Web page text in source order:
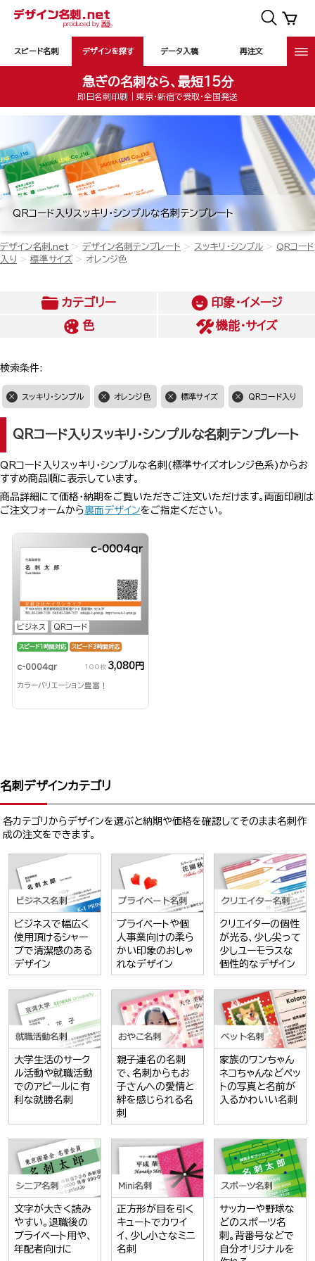
スピード名刺 デザインを探す データ入稿 再注文
急ぎの名刺なら、最短15分
即日名刺印刷｜東京・新宿で受取・全国発送
QRコード入りスッキリ・シンプルな名刺テンプレート
デザイン名刺.net デザイン名刺テンプレート スッキリ・シンプル
QRコード
入り
標準サイズ オレンジ色
カテゴリー
印象・イメージ
色
機能・サイズ
検索条件:
スッキリ・シンプル オレンジ色 標準サイズ QRコード入り
QRコード入りスッキリ・シンプルな名刺テンプレート
QRコード入りスッキリ・シンプルな名刺(標準サイズオレンジ色系)からお
すすめ商品順に表示しています。
商品詳細にて価格・納期をご覧いただきご注文いただけます。両面印刷は
ご注文フォームから裏面デザインをご指定ください。
ビジネス QRコード
c-0004qr
スピード1時間対応 スピード3時間対応
c-0004qr 100枚 3,080円
カラーバリエーション豊富！
名刺デザインカテゴリ
各カテゴリからデザインを選ぶと納期や価格を確認してそのまま名刺作
成の注文をできます。
ビジネスで幅広く
使用頂けるシャー
プで清潔感のある
デザイン
プライベートや個
人事業向けの柔ら
かい印象のおしゃ
れなデザイン
クリエイターの個性
が光る、少し尖って
少しユーモラスな
個性的なデザイン
大学生活のサーク
ル活動や就職活動
でのアピールに有
利な就勝名刺
親子連名の名刺
で、名刺からもお
子さんへの愛情と
絆を感じられる名
刺
家族のワンちゃん
ネコちゃんなどペッ
トの写真と名前が
入るかわいい名刺
文字が大きく読み
やすい。退職後の
プライベート用や、
年配者向けに
正方形が目を引く
キュートでカワイ
イ、少し小さなミニ
名刺
サッカーや野球な
どのスポーツ名
刺。背番号などで
自分オリジナルを